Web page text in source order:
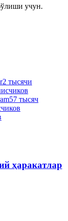
учун.
2 тысячи
57 тысяч
ҳаракатлар